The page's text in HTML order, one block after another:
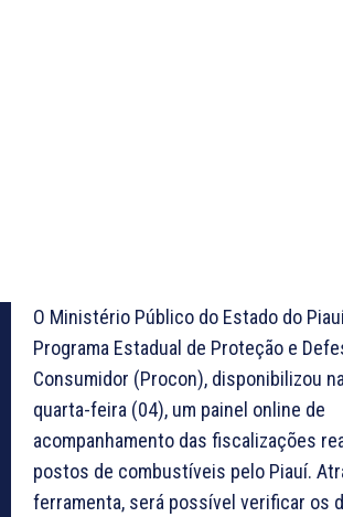
O Ministério Público do Estado do
Programa Estadual de Proteção e
Consumidor (Procon), disponibilizou
quarta-feira (04), um painel online de
acompanhamento das fiscalizações
postos de combustíveis pelo Piauí.
ferramenta, será possível verificar os